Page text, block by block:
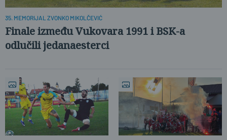
35. MEMORIJAL ZVONKO MIKOLČEVIĆ
Finale između Vukovara 1991 i BSK-a
odlučili jedanaesterci